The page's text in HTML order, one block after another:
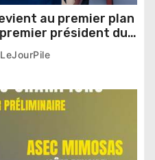
au premier plan
président du